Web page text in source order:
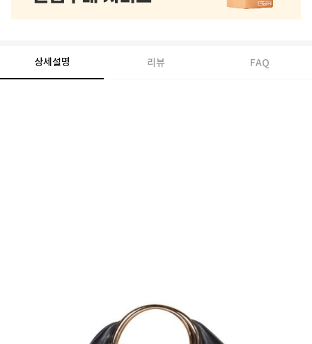
상세설명 리뷰 FAQ